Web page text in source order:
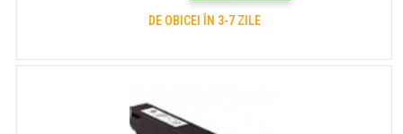
DE OBICEI ÎN 3-7 ZILE